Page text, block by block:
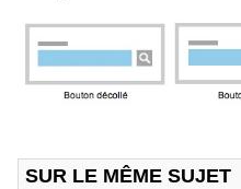
SUR LE MÊME SUJET